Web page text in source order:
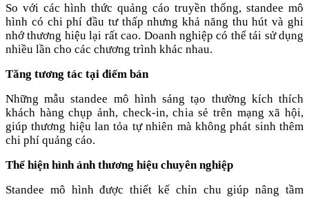
So với các hình thức quảng cáo truyền thống, standee mô
hình có chi phí đầu tư thấp nhưng khả năng thu hút và ghi
nhớ thương hiệu lại rất cao. Doanh nghiệp có thể tái sử dụng
nhiều lần cho các chương trình khác nhau.
Tăng tương tác tại điểm bán
Những mẫu standee mô hình sáng tạo thường kích thích
khách hàng chụp ảnh, check-in, chia sẻ trên mạng xã hội,
giúp thương hiệu lan tỏa tự nhiên mà không phát sinh thêm
chi phí quảng cáo.
Thể hiện hình ảnh thương hiệu chuyên nghiệp
Standee mô hình được thiết kế chỉn chu giúp nâng tầm